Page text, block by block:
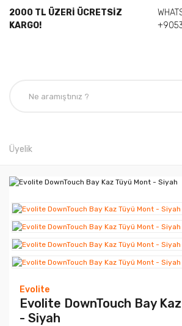
2000 TL ÜZERİ ÜCRETSİZ
KARGO!
Üyelik
Evolite
Evolite DownTouch Bay
- Siyah